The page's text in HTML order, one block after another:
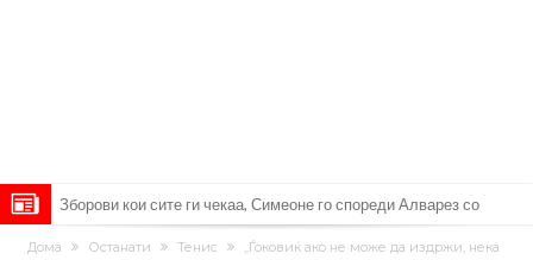
Зборови кои сите ги чекаа, Симеоне го спореди Алварез со
Гризман
Реал Мадрид ја прекинува потрагата по нов играч за врска
Дома Останати Тенис
„Ѓоковиќ ако не може да издржи, нека